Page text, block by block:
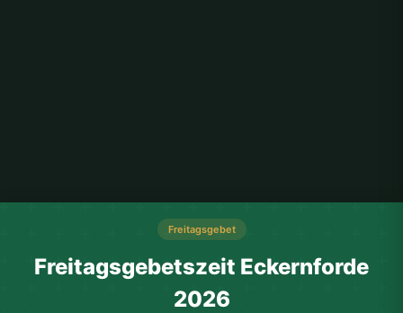
Freitagsgebet
Freitagsgebetszeit Eckernforde
2026